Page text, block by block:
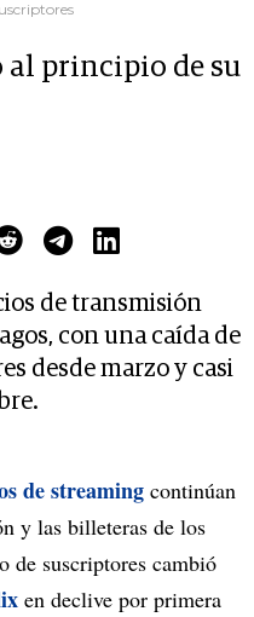
principio de su
de transmisión
con una caída de
desde marzo y casi
de streaming continúan
y las billeteras de los
de suscriptores cambió
en declive por primera